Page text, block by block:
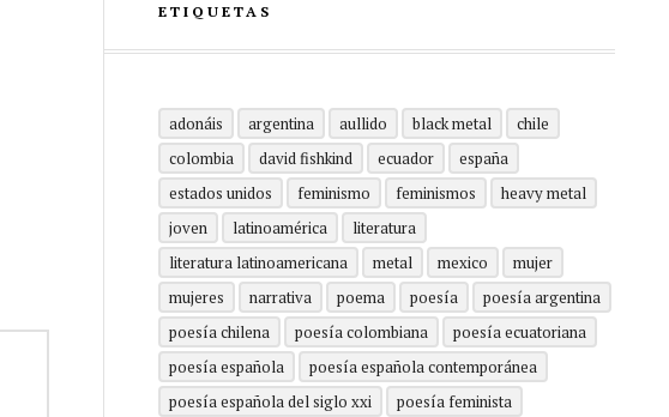
ETIQUETAS
adonáis argentina aullido black metal
chile
colombia
david fishkind ecuador
españa
estados unidos
feminismo feminismos
heavy metal
joven
latinoamérica
literatura
literatura latinoamericana
metal mexico
mujer
mujeres
narrativa poema poesía
poesía argentina
poesía chilena
poesía colombiana
poesía ecuatoriana
poesía española
poesía española contemporánea
poesía española del siglo xxi
poesía feminista